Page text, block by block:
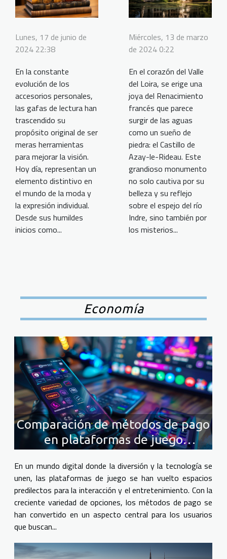
Lunes, 17 de junio de
2024 22:38
En la constante
evolución de los
accesorios personales,
las gafas de lectura han
trascendido su
propósito original de ser
meras herramientas
para mejorar la visión.
Hoy día, representan un
elemento distintivo en
el mundo de la moda y
la expresión individual.
Desde sus humildes
inicios como...
Miércoles, 13 de marzo
de 2024 0:22
En el corazón del Valle
del Loira, se erige una
joya del Renacimiento
francés que parece
surgir de las aguas
como un sueño de
piedra: el Castillo de
Azay-le-Rideau. Este
grandioso monumento
no solo cautiva por su
belleza y su reflejo
sobre el espejo del río
Indre, sino también por
los misterios...
Economía
Comparación de métodos de pago
en plataformas de juego
En un mundo digital donde la diversión y la tecnología se
unen, las plataformas de juego se han vuelto espacios
predilectos para la interacción y el entretenimiento. Con la
creciente variedad de opciones, los métodos de pago se
han convertido en un aspecto central para los usuarios
que buscan...